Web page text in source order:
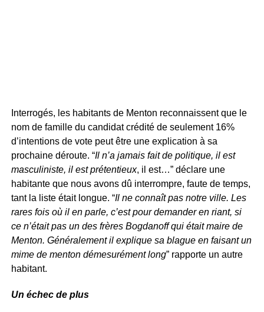
Interrogés, les habitants de Menton reconnaissent que le
nom de famille du candidat crédité de seulement 16%
d’intentions de vote peut être une explication à sa
prochaine déroute. “Il n’a jamais fait de politique, il est
masculiniste, il est prétentieux, il est…” déclare une
habitante que nous avons dû interrompre, faute de temps,
tant la liste était longue. “Il ne connaît pas notre ville. Les
rares fois où il en parle, c’est pour demander en riant, si
ce n’était pas un des frères Bogdanoff qui était maire de
Menton. Généralement il explique sa blague en faisant un
mime de menton démesurément long” rapporte un autre
habitant.
Un échec de plus